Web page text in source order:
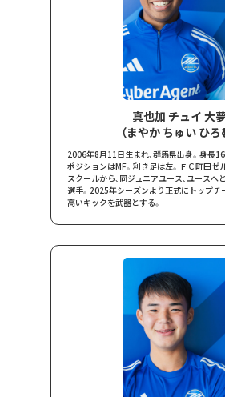
真也加 チュイ 大
（まやか ちゅい ひろ
2006年8月11日生まれ、群馬県出身。身長
ポジションはMF。利き足は左。ＦＣ町田ゼ
スクールから、同ジュニアユース、ユースへ
選手。2025年シーズンより正式にトップチ
高いキックを武器とする。